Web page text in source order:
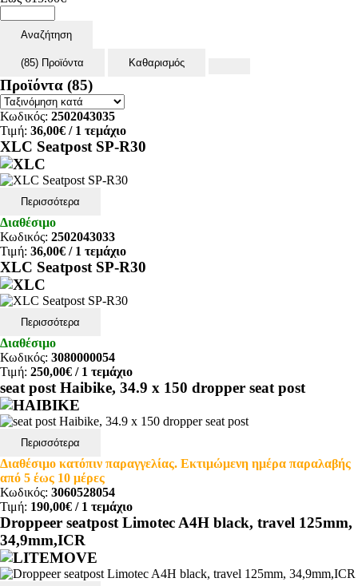
Αναζήτηση
(85) Προϊόντα Καθαρισμός
Προϊόντα (85)
Κωδικός: 2502043035
Τιμή: 36,00€ / 1 τεμάχιο
XLC Seatpost SP-R30
Περισσότερα
Διαθέσιμο
Κωδικός: 2502043033
Τιμή: 36,00€ / 1 τεμάχιο
XLC Seatpost SP-R30
Περισσότερα
Διαθέσιμο
Κωδικός: 3080000054
Τιμή: 250,00€ / 1 τεμάχιο
seat post Haibike, 34.9 x 150 dropper seat post
Περισσότερα
Διαθέσιμο κατόπιν παραγγελίας. Εκτιμώμενη ημέρα παραλαβής
από 5 έως 10 μέρες
Κωδικός: 3060528054
Τιμή: 190,00€ / 1 τεμάχιο
Droppeer seatpost Limotec A4H black, travel 125mm,
34,9mm,ICR